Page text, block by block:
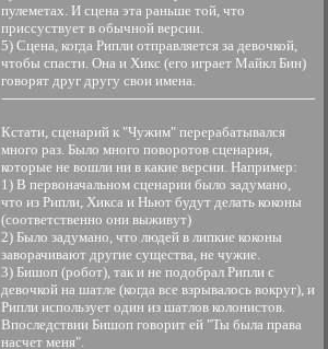
пулеметах. И сцена эта раньше той, что
приссуствует в обычной версии.
5) Сцена, когда Рипли отправляется за девочкой,
чтобы спасти. Она и Хикс (его играет Майкл Бин)
говорят друг другу свои имена.
Кстати, сценарий к "Чужим" перерабатывался
много раз. Было много поворотов сценария,
которые не вошли ни в какие версии. Например:
1) В первоначальном сценарии было задумано,
что из Рипли, Хикса и Ньют будут делать коконы
(соответственно они выживут)
2) Было задумано, что людей в липкие коконы
заворачивают другие существа, не чужие.
3) Бишоп (робот), так и не подобрал Рипли с
девочкой на шатле (когда все взрывалось вокруг), и
Рипли использует один из шатлов колонистов.
Впоследствии Бишоп говорит ей "Ты была права
насчет меня".